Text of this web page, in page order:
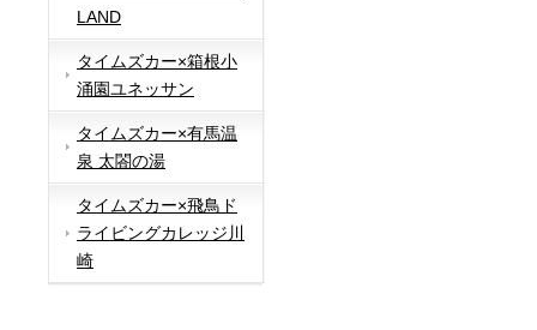
LAND
タイムズカー×箱根小
涌園ユネッサン
タイムズカー×有馬温
泉 太閤の湯
タイムズカー×飛鳥ド
ライビングカレッジ川
崎